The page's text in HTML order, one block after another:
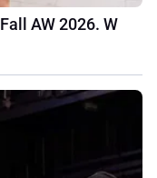
AW 2026. W